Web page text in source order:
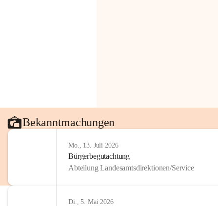
Bekanntmachungen
Mo., 13. Juli 2026
Bürgerbegutachtung
Abteilung Landesamtsdirektionen/Service
Di., 5. Mai 2026